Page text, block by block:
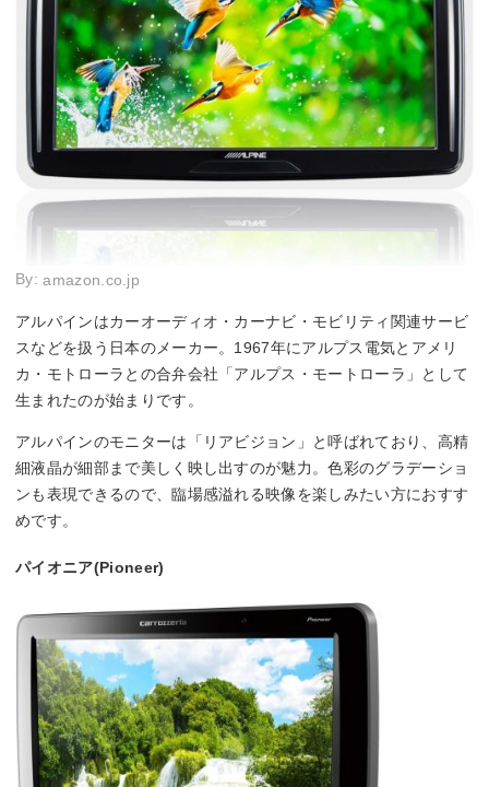
By:amazon.co.jp
アルパインはカーオーディオ・カーナビ・モビリティ関連サービ
スなどを扱う日本のメーカー。1967年にアルプス電気とアメリ
カ・モトローラとの合弁会社「アルプス・モートローラ」として
生まれたのが始まりです。
アルパインのモニターは「リアビジョン」と呼ばれており、高精
細液晶が細部まで美しく映し出すのが魅力。色彩のグラデーショ
ンも表現できるので、臨場感溢れる映像を楽しみたい方におすす
めです。
パイオニア(Pioneer)